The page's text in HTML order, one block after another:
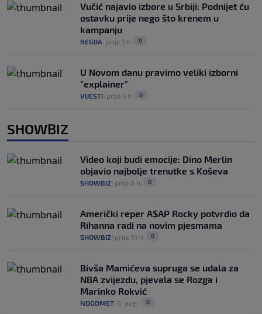
Vučić najavio izbore u Srbiji: Podnijet ću
ostavku prije nego što krenem u
kampanju
REGIJA prije 5 h 0
U Novom danu pravimo veliki izborni
"explainer"
VIJESTI prije 5 h 0
SHOWBIZ
Video koji budi emocije: Dino Merlin
objavio najbolje trenutke s Koševa
SHOWBIZ prije 8 h 0
Američki reper A$AP Rocky potvrdio da
Rihanna radi na novim pjesmama
SHOWBIZ prije 10 h 0
Bivša Mamićeva supruga se udala za
NBA zvijezdu, pjevala se Rozga i
Marinko Rokvić
NOGOMET 5. aug. 0